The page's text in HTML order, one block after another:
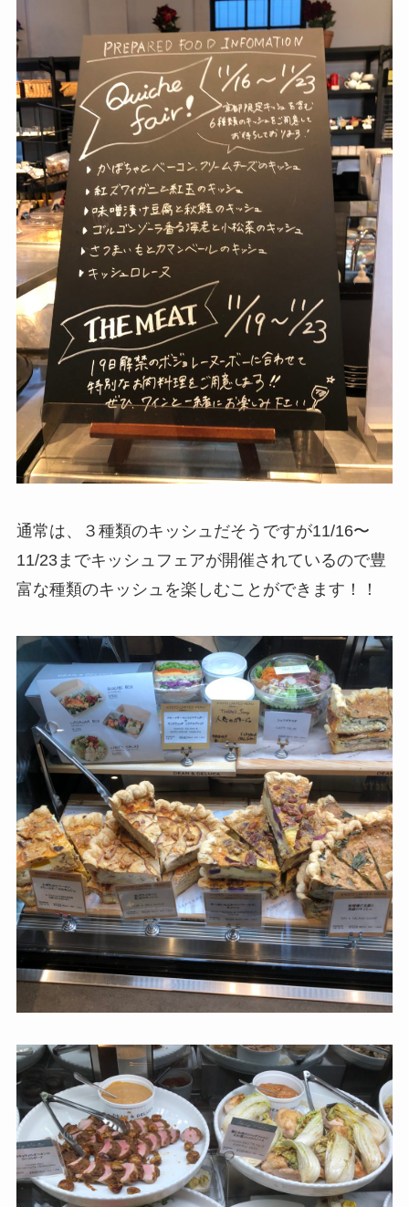
通常は、３種類のキッシュだそうですが11/16〜
11/23までキッシュフェアが開催されているので豊
富な種類のキッシュを楽しむことができます！！